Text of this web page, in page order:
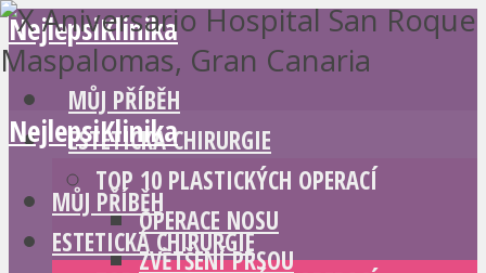
NejlepsiKlinika
MŮJ PŘÍBĚH
ESTETICKÁ CHIRURGIE
TOP 10 PLASTICKÝCH OPERACÍ
OPERACE NOSU
ZVĚTŠENÍ PRSOU
NejlepsiKlinika
MŮJ PŘÍBĚH
ESTETICKÁ CHIRURGIE